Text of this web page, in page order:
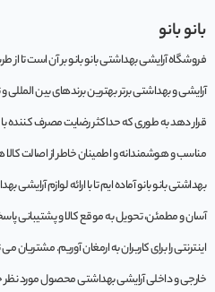
بانو بانو
فروشگاه آرایشی بهداشتی بانو بانو بر آن است تا از
آرایشی و بهداشتی برتر بهترین برندهای بین المللی و
قرار دهد به طوری که حداکثر رضایت مصرف کننده
مناسب و هوشمندانه و اطمینان خاطر از اصالت
بهداشتی بانو بانو آماده ایم تا با ارائه لوازم
آسان و مطمئن، تحویل به موقع کالا و پشتیبانی
اینترنتی را برای کاربران به ارمغان آوریم. مشتريان
خارجی و داخلی آرایشی بهداشتی محصول مورد نظر